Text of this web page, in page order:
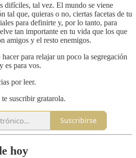
difíciles, tal vez. El mundo se viene
tal que, quieras o no, ciertas facetas de tu
para definirte y, por lo tanto, para
tan importante en tu vida que los que
amigos y el resto enemigos.
para relajar un poco la segregación
es para vos.
por leer.
suscribir gratarola.
Suscribirse
hoy